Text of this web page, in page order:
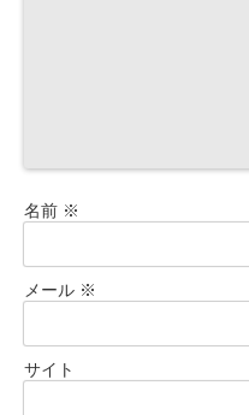
名前 ※
メール ※
サイト